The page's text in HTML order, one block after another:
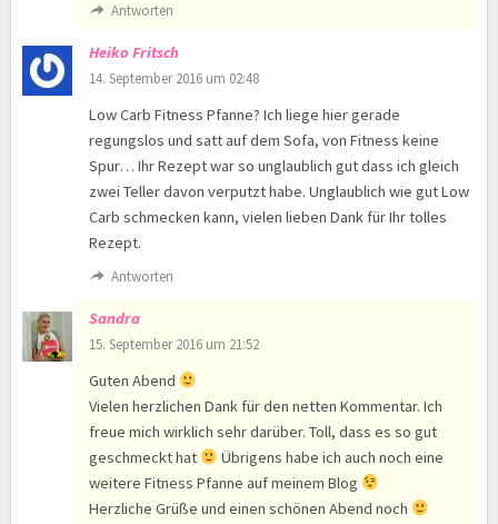
Antworten
Heiko Fritsch
14. September 2016 um 02:48
Low Carb Fitness Pfanne? Ich liege hier gerade
regungslos und satt auf dem Sofa, von Fitness keine
Spur… Ihr Rezept war so unglaublich gut dass ich gleich
zwei Teller davon verputzt habe. Unglaublich wie gut Low
Carb schmecken kann, vielen lieben Dank für Ihr tolles
Rezept.
Antworten
Sandra
15. September 2016 um 21:52
Guten Abend
Vielen herzlichen Dank für den netten Kommentar. Ich
freue mich wirklich sehr darüber. Toll, dass es so gut
geschmeckt hat
Übrigens habe ich auch noch eine
weitere Fitness Pfanne auf meinem Blog
Herzliche Grüße und einen schönen Abend noch